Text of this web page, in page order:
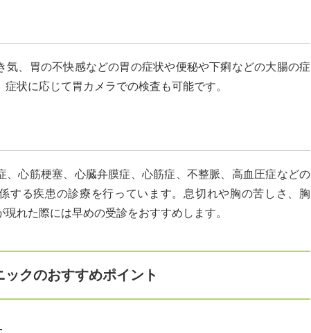
気、胃の不快感などの胃の症状や便秘や下痢などの大腸の症
状に応じて胃カメラでの検査も可能です。
、心筋梗塞、心臓弁膜症、心筋症、不整脈、高血圧症などの
する疾患の診療を行っています。息切れや胸の苦しさ、胸
れた際には早めの受診をおすすめします。
ックのおすすめポイント